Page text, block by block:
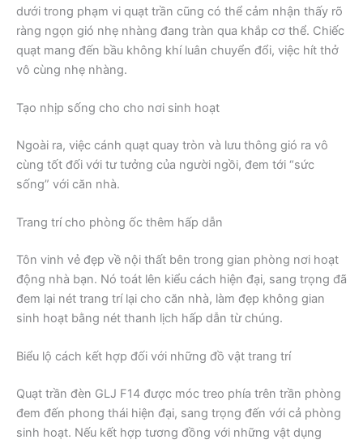
dưới trong phạm vi quạt trần cũng có thể cảm nhận thấy rõ
ràng ngọn gió nhẹ nhàng đang tràn qua khắp cơ thể. Chiếc
quạt mang đến bầu không khí luân chuyển đổi, việc hít thở
vô cùng nhẹ nhàng.
Tạo nhịp sống cho cho nơi sinh hoạt
Ngoài ra, việc cánh quạt quay tròn và lưu thông gió ra vô
cùng tốt đối với tư tưởng của người ngồi, đem tới “sức
sống” với căn nhà.
Trang trí cho phòng ốc thêm hấp dẫn
Tôn vinh vẻ đẹp về nội thất bên trong gian phòng nơi hoạt
động nhà bạn. Nó toát lên kiểu cách hiện đại, sang trọng đã
đem lại nét trang trí lại cho căn nhà, làm đẹp không gian
sinh hoạt bằng nét thanh lịch hấp dẫn từ chúng.
Biểu lộ cách kết hợp đối với những đồ vật trang trí
Quạt trần đèn GLJ F14 được móc treo phía trên trần phòng
đem đến phong thái hiện đại, sang trọng đến với cả phòng
sinh hoạt. Nếu kết hợp tương đồng với những vật dụng